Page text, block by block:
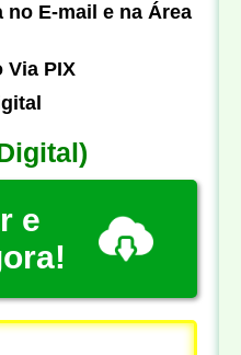
E-mail e na Área
Via PIX
e